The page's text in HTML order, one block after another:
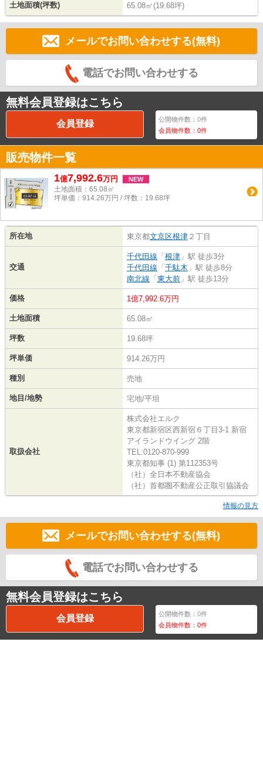
土地面積(坪数) 65.08㎡(19.68坪)
メールでお問い合わせする(無料)
電話でお問い合わせする
無料会員登録はこちら
会員登録 公開物件数：0件
会員物件数：0件
販売物件一覧
1億7,992.6万円 NEW
土地面積：65.08㎡
坪単価：914.26万円 / 坪数：19.68坪
所在地 東京都文京区根津 ２丁目
交通
千代田線 「 根津 」駅 徒歩3分
千代田線 「 千駄木 」駅 徒歩8分
南北線 「 東大前 」駅 徒歩13分
価格 1億7,992.6万円
土地面積 65.08㎡
坪数 19.68坪
坪単価 914.26万円
種別 売地
地目/地勢 宅地/平坦
取扱会社
株式会社エルク
東京都新宿区西新宿６丁目3-1 新宿
アイランドウイング 2階
TEL:0120-870-999
東京都知事 (1) 第112353号
（社）全日本不動産協会
（社）首都圏不動産公正取引協議会
情報の見方
メールでお問い合わせする(無料)
電話でお問い合わせする
無料会員登録はこちら
会員登録 公開物件数：0件
会員物件数：0件